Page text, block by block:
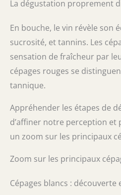
La dégustation proprement
En bouche, le vin révèle son
sucrosité, et tannins. Les
sensation de fraîcheur par
cépages rouges se
tannique.
Appréhender les étapes de
d’affiner notre perception
un zoom sur les principaux
Zoom sur les principaux
Cépages blancs :